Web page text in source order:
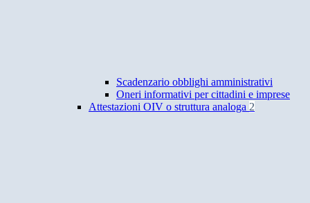
Scadenzario obblighi amministrativi
Oneri informativi per cittadini e imprese
Attestazioni OIV o struttura analoga 2